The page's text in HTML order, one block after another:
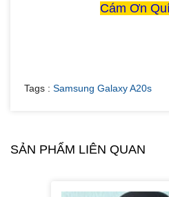
Cám Ơn
Tags : Samsung Galaxy A20s
SẢN PHẨM LIÊN QUAN